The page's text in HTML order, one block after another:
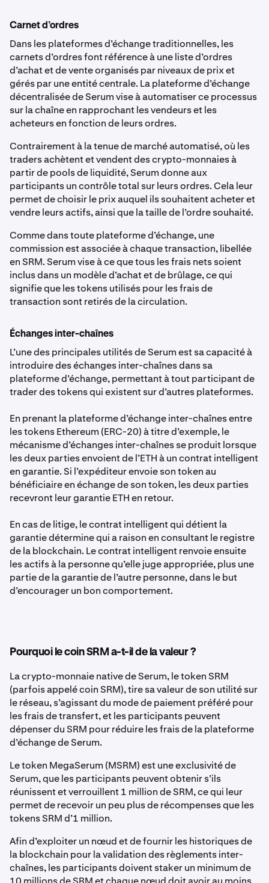
Carnet d’ordres
Dans les plateformes d’échange traditionnelles, les
carnets d’ordres font référence à une liste d’ordres
d’achat et de vente organisés par niveaux de prix et
gérés par une entité centrale. La plateforme d’échange
décentralisée de Serum vise à automatiser ce processus
sur la chaîne en rapprochant les vendeurs et les
acheteurs en fonction de leurs ordres.
Contrairement à la tenue de marché automatisé, où les
traders achètent et vendent des crypto-monnaies à
partir de pools de liquidité, Serum donne aux
participants un contrôle total sur leurs ordres. Cela leur
permet de choisir le prix auquel ils souhaitent acheter et
vendre leurs actifs, ainsi que la taille de l’ordre souhaité.
Comme dans toute plateforme d’échange, une
commission est associée à chaque transaction, libellée
en SRM. Serum vise à ce que tous les frais nets soient
inclus dans un modèle d’achat et de brûlage, ce qui
signifie que les tokens utilisés pour les frais de
transaction sont retirés de la circulation.
Échanges inter-chaînes
L’une des principales utilités de Serum est sa capacité à
introduire des échanges inter-chaînes dans sa
plateforme d’échange, permettant à tout participant de
trader des tokens qui existent sur d’autres plateformes.
En prenant la plateforme d’échange inter-chaînes entre
les tokens Ethereum (ERC-20) à titre d’exemple, le
mécanisme d’échanges inter-chaînes se produit lorsque
les deux parties envoient de l’ETH à un contrat intelligent
en garantie. Si l’expéditeur envoie son token au
bénéficiaire en échange de son token, les deux parties
recevront leur garantie ETH en retour.
En cas de litige, le contrat intelligent qui détient la
garantie détermine qui a raison en consultant le registre
de la blockchain. Le contrat intelligent renvoie ensuite
les actifs à la personne qu’elle juge appropriée, plus une
partie de la garantie de l’autre personne, dans le but
d’encourager un bon comportement.
Pourquoi le coin SRM a-t-il de la valeur ?
La crypto-monnaie native de Serum, le token SRM
(parfois appelé coin SRM), tire sa valeur de son utilité sur
le réseau, s’agissant du mode de paiement préféré pour
les frais de transfert, et les participants peuvent
dépenser du SRM pour réduire les frais de la plateforme
d’échange de Serum.
Le token MegaSerum (MSRM) est une exclusivité de
Serum, que les participants peuvent obtenir s’ils
réunissent et verrouillent 1 million de SRM, ce qui leur
permet de recevoir un peu plus de récompenses que les
tokens SRM d’1 million.
Afin d’exploiter un nœud et de fournir les historiques de
la blockchain pour la validation des règlements inter-
chaînes, les participants doivent staker un minimum de